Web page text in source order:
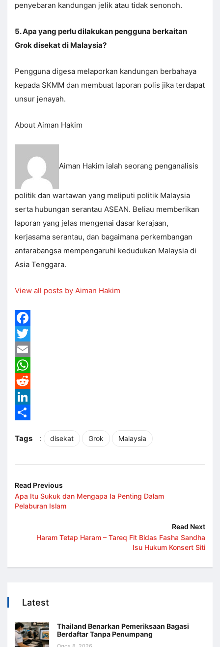
penyebaran kandungan jelik atau tidak senonoh.
5. Apa yang perlu dilakukan pengguna berkaitan
Grok disekat di Malaysia?
Pengguna digesa melaporkan kandungan berbahaya
kepada SKMM dan membuat laporan polis jika terdapat
unsur jenayah.
About Aiman Hakim
Aiman Hakim ialah seorang penganalisis
politik dan wartawan yang meliputi politik Malaysia
serta hubungan serantau ASEAN. Beliau memberikan
laporan yang jelas mengenai dasar kerajaan,
kerjasama serantau, dan bagaimana perkembangan
antarabangsa mempengaruhi kedudukan Malaysia di
Asia Tenggara.
View all posts by Aiman Hakim
Facebook
Twitter
Email
WhatsApp
Reddit
LinkedIn
Tags
: disekat Grok Malaysia
Read Previous
Apa Itu Sukuk dan Mengapa Ia Penting Dalam
Pelaburan Islam
Read Next
Haram Tetap Haram – Tareq Fit Bidas Fasha Sandha
Isu Hukum Konsert Siti
Latest
Thailand Benarkan Pemeriksaan Bagasi
Berdaftar Tanpa Penumpang